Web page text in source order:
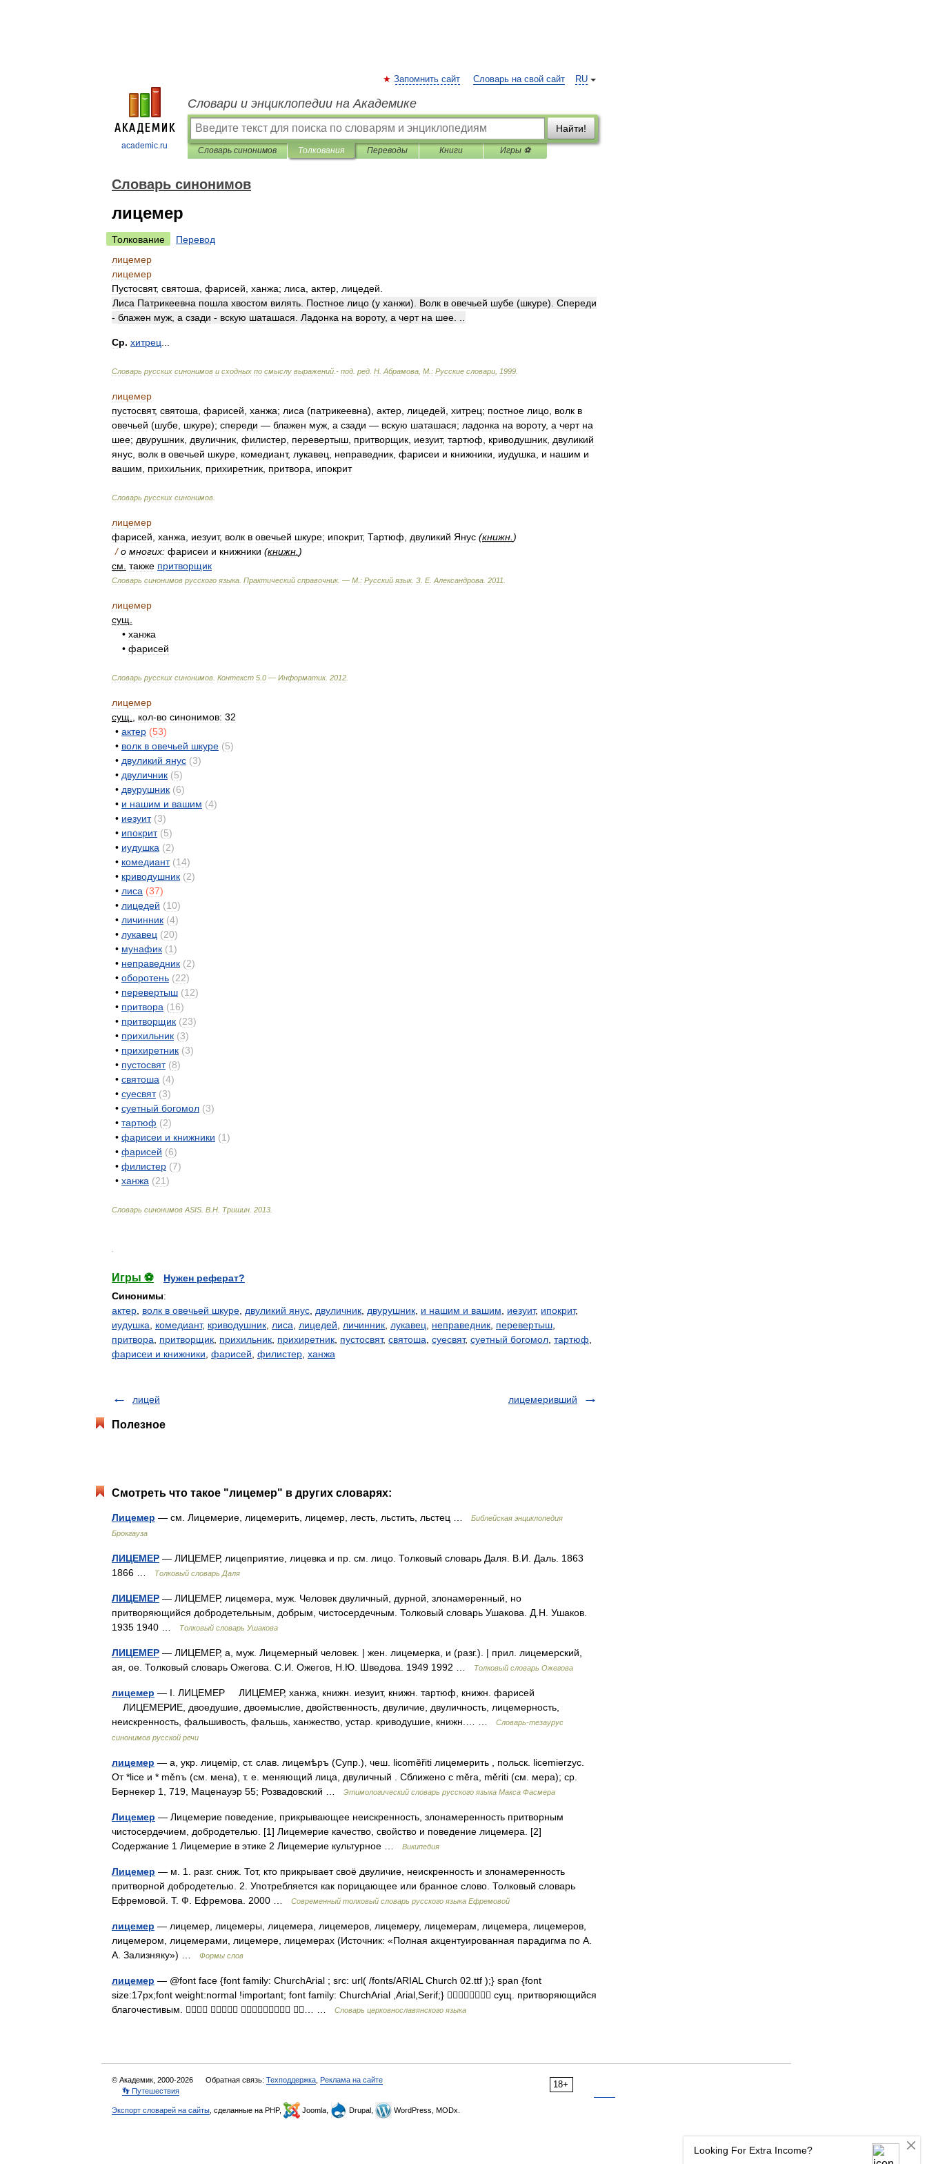
academic.ru
RU
Запомнить сайт Словарь на свой сайт
Словари и энциклопедии на Академике
Найти!
Словарь синонимов Толкования Переводы Книги Игры ⚽
Словарь синонимов
лицемер
Толкование
Перевод
лицемер
лицемер
Пустосвят, святоша фарисей ханжа; лиса актер лицедей
Лиса Патрикеевна пошла хвостом вилять Постное лицо (у ханжи). Волк в овечьей шубе (шкуре). Спереди
- блажен муж а сзади - вскую шаташася Ладонка на вороту, а черт на шее
Ср. хитрец
Словарь русских синонимов и сходных по смыслу выражений .- под ред Н Абрамова М : Русские словари 1999
лицемер
пустосвят, святоша фарисей ханжа; лиса (патрикеевна), актер лицедей хитрец; постное лицо волк в
овечьей (шубе шкуре); спереди — блажен муж а сзади — вскую шаташася; ладонка на вороту, а черт на
шее; двурушник двуличник филистер перевертыш притворщик иезуит, тартюф криводушник двуликий
янус волк в овечьей шкуре комедиант, лукавец неправедник фарисеи и книжники иудушка и нашим и
вашим
прихильник прихиретник притвора ипокрит
Словарь русских синонимов
лицемер
фарисей ханжа иезуит, волк в овечьей шкуре; ипокрит, Тартюф двуликий Янус (книжн )
/ о многих: фарисеи и книжники (книжн )
см также притворщик
Словарь синонимов русского языка Практический справочник. — М : Русский язык. З Е. Александрова 2011
лицемер
сущ
• ханжа
• фарисей
Словарь русских синонимов Контекст 5 0 — Информатик. 2012
лицемер
сущ
кол-во синонимов: 32
• актер (53)
• волк в овечьей шкуре (5)
• двуликий янус (3)
• двуличник (5)
• двурушник (6)
• и нашим и вашим (4)
• иезуит (3)
• ипокрит (5)
• иудушка (2)
• комедиант (14)
• криводушник (2)
• лиса (37)
• лицедей (10)
• личинник (4)
• лукавец (20)
• мунафик (1)
• неправедник (2)
• оборотень (22)
• перевертыш (12)
• притвора (16)
• притворщик (23)
• прихильник (3)
• прихиретник (3)
• пустосвят (8)
• святоша (4)
• суесвят (3)
• суетный богомол (3)
• тартюф (2)
• фарисеи и книжники (1)
• фарисей (6)
• филистер (7)
• ханжа (21)
Словарь синонимов ASIS В Н Тришин 2013
Игры ⚽
Нужен реферат?
Синонимы:
актер волк в овечьей шкуре двуликий янус двуличник двурушник и нашим и вашим иезуит, ипокрит,
иудушка
комедиант, криводушник лиса лицедей личинник лукавец неправедник перевертыш
притвора
притворщик прихильник прихиретник пустосвят, святоша суесвят, суетный богомол тартюф
фарисеи и книжники фарисей филистер ханжа
лицей лицемеривший
Полезное
Смотреть что такое "лицемер" в других словарях:
Лицемер — см. Лицемерие, лицемерить, лицемер, лесть, льстить, льстец …
Библейская энциклопедия
Брокгауза
ЛИЦЕМЕР — ЛИЦЕМЕР, лицеприятие, лицевка и пр. см. лицо. Толковый словарь Даля. В.И. Даль. 1863
1866 …
Толковый словарь Даля
ЛИЦЕМЕР — ЛИЦЕМЕР, лицемера, муж. Человек двуличный, дурной, злонамеренный, но
притворяющийся добродетельным, добрым, чистосердечным. Толковый словарь Ушакова. Д.Н. Ушаков.
1935 1940 …
Толковый словарь Ушакова
ЛИЦЕМЕР — ЛИЦЕМЕР, а, муж. Лицемерный человек. | жен. лицемерка, и (разг.). | прил. лицемерский,
ая, ое. Толковый словарь Ожегова. С.И. Ожегов, Н.Ю. Шведова. 1949 1992 …
Толковый словарь Ожегова
лицемер — I. ЛИЦЕМЕР ЛИЦЕМЕР, ханжа, книжн. иезуит, книжн. тартюф, книжн. фарисей
ЛИЦЕМЕРИЕ, двоедушие, двоемыслие, двойственность, двуличие, двуличность, лицемерность,
неискренность, фальшивость, фальшь, ханжество, устар. криводушие, книжн.… …
Словарь-тезаурус
синонимов русской речи
лицемер — а, укр. лицемiр, ст. слав. лицемѣръ (Супр.), чеш. licoměřiti лицемерить , польск. licemierzyc.
От *lice и * měnъ (см. мена), т. е. меняющий лица, двуличный . Сближено с měra, měriti (см. мера); ср.
Бернекер 1, 719, Маценауэр 55; Розвадовский …
Этимологический словарь русского языка Макса Фасмера
Лицемер — Лицемерие поведение, прикрывающее неискренность, злонамеренность притворным
чистосердечием, добродетелью. [1] Лицемерие качество, свойство и поведение лицемера. [2]
Содержание 1 Лицемерие в этике 2 Лицемерие культурное …
Википедия
Лицемер — м. 1. разг. сниж. Тот, кто прикрывает своё двуличие, неискренность и злонамеренность
притворной добродетелью. 2. Употребляется как порицающее или бранное слово. Толковый словарь
Ефремовой. Т. Ф. Ефремова. 2000 …
Современный толковый словарь русского языка Ефремовой
лицемер — лицемер, лицемеры, лицемера, лицемеров, лицемеру, лицемерам, лицемера, лицемеров,
лицемером, лицемерами, лицемере, лицемерах (Источник: «Полная акцентуированная парадигма по А.
А. Зализняку») …
Формы слов
лицемер — @font face {font family: ChurchArial ; src: url( /fonts/ARIAL Church 02.ttf );} span {font
size:17px;font weight:normal !important; font family: ChurchArial ,Arial,Serif;}  сущ. притворяющийся
благочестивым.    … …
Словарь церковнославянского языка
18+
© Академик, 2000-2026 Обратная связь: Техподдержка Реклама на сайте
👣 Путешествия
Экспорт словарей на сайты , сделанные на PHP, Joomla, Drupal, WordPress, MODx.